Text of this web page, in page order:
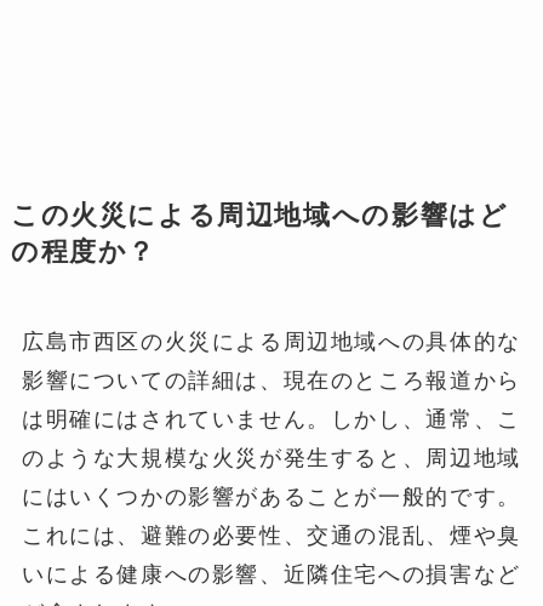
この火災による周辺地域への影響はど
の程度か？
広島市西区の火災による周辺地域への具体的な
影響についての詳細は、現在のところ報道から
は明確にはされていません。しかし、通常、こ
のような大規模な火災が発生すると、周辺地域
にはいくつかの影響があることが一般的です。
これには、避難の必要性、交通の混乱、煙や臭
いによる健康への影響、近隣住宅への損害など